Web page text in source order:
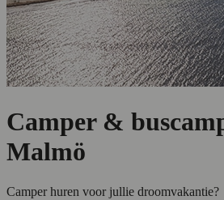
Camper &
Malmö
Camper huren voor jullie droomvakantie?